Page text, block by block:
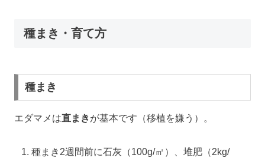
種まき・育て方
種まき
エダマメは直まきが基本です（移植を嫌う）。
種まき2週間前に石灰（100g/㎡）、堆肥（2kg/